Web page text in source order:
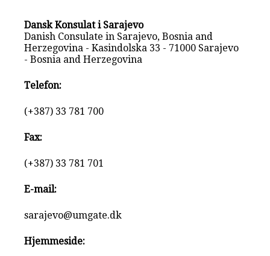
Dansk Konsulat i Sarajevo
Danish Consulate in Sarajevo, Bosnia and
Herzegovina - Kasindolska 33 - 71000 Sarajevo
- Bosnia and Herzegovina
Telefon:
(+387) 33 781 700
Fax:
(+387) 33 781 701
E-mail:
sarajevo@umgate.dk
Hjemmeside: